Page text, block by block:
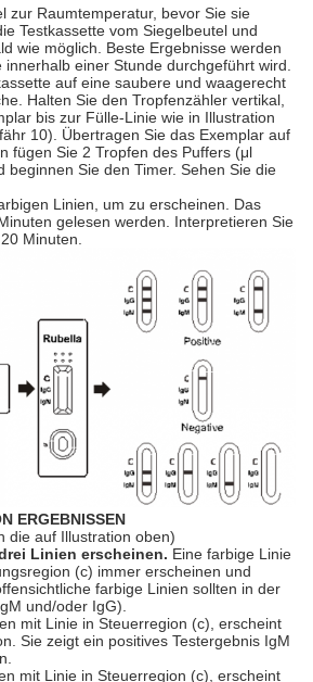
zur Raumtemperatur, bevor Sie sie
Testkassette vom Siegelbeutel und
wie möglich. Beste Ergebnisse werden
einer Stunde durchgeführt wird.
auf eine saubere und waagerecht
Halten Sie den Tropfenzähler vertikal,
bis zur Fülle-Linie wie in Illustration
10). Übertragen Sie das Exemplar auf
fügen Sie 2 Tropfen des Puffers (μl
beginnen Sie den Timer. Sehen Sie die
Linien, um zu erscheinen. Das
gelesen werden. Interpretieren Sie
Minuten.
ERGEBNISSEN
die auf Illustration oben)
Linien erscheinen. Eine farbige Linie
(c) immer erscheinen und
farbige Linien sollten in der
und/oder IgG).
mit Linie in Steuerregion (c), erscheint
Sie zeigt ein positives Testergebnis IgM
mit Linie in Steuerregion (c), erscheint